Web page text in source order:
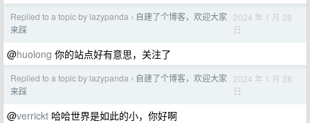
Replied to a topic by lazypanda › 自建了个博客，欢迎大家
来踩
2024 年 1 月 28
日
@huolong 你的站点好有意思，关注了
Replied to a topic by lazypanda › 自建了个博客，欢迎大家
来踩
2024 年 1 月 28
日
@verrickt 哈哈世界是如此的小，你好啊